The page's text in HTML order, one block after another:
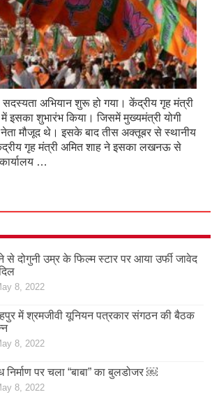
सदस्यता अभियान शुरू हो गया। केंद्रीय गृह मंत्री
शुभारंभ किया। जिसमें मुख्यमंत्री योगी
मौजूद थे। इसके बाद तीस अक्तूबर से स्थानीय
गृह मंत्री अमित शाह ने इसका लखनऊ से
…
से दोगुनी उम्र के फिल्म स्टार पर आया उर्फी जावेद
8, 2022
में श्रमजीवी यूनियन पत्रकार संगठन की बैठक
8, 2022
निर्माण पर चला “बाबा” का बुलडोजर ￼
8, 2022